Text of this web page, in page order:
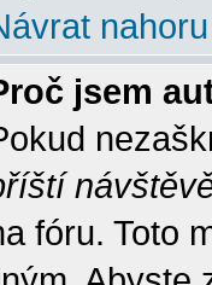
nahoru
jsem
fóru. Toto